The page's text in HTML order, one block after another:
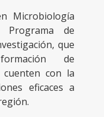
Microbiología
de
que
de
cuenten con la
eficaces a